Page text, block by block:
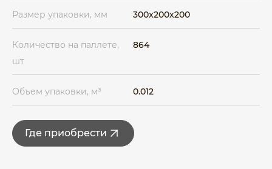
Размер упаковки, мм 300x200x200
Количество на паллете,
шт
864
Объем упаковки, м³ 0.012
Где приобрести